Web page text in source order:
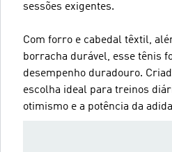
sessões exigentes.
Com forro e cabedal têxtil,
borracha durável, esse tênis
desempenho duradouro.
escolha ideal para treinos
otimismo e a potência da